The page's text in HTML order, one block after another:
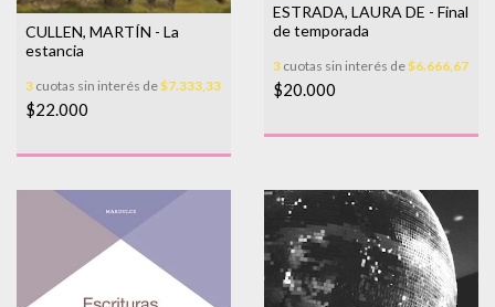
CULLEN, MARTÍN - La
estancia
3 cuotas sin interés de$7.333,33
$22.000
ESTRADA, LAURA DE - Final
de temporada
3 cuotas sin interés de$6.666,67
$20.000